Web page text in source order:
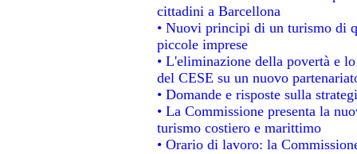
cittadini a Barcellona
• Nuovi principi di un turismo di
piccole imprese
• L'eliminazione della povertà e
del CESE su un nuovo
• Domande e risposte sulla
• La Commissione presenta la
turismo costiero e marittimo
• Orario di lavoro: la